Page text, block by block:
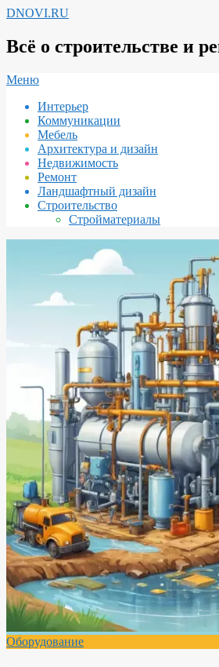
Перейти
содержимому
DNOVI.RU
Всё о строительстве и
Вторичное
навигации
Меню
Интерьер
Коммуникации
Мебель
Архитектура и дизайн
Недвижимость
Ремонт
Ландшафтный дизайн
Строительство
Стройматериалы
Оборудование